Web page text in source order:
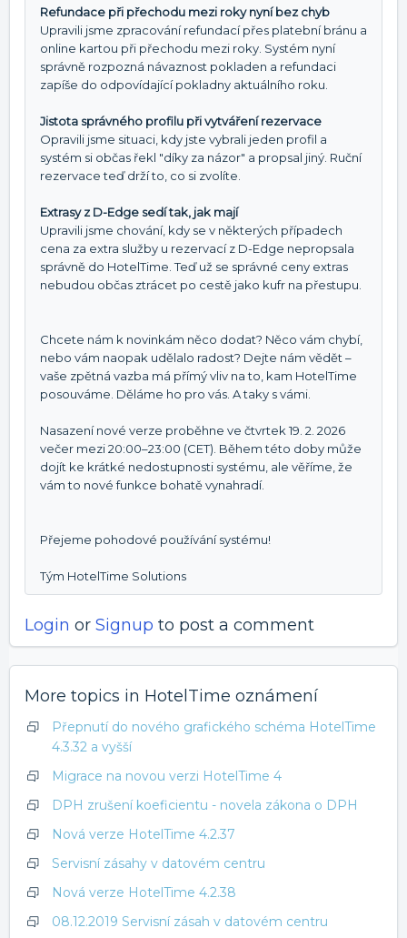
Refundace při přechodu mezi roky nyní bez chyb
Upravili jsme zpracování refundací přes platební bránu a
online kartou při přechodu mezi roky. Systém nyní
správně rozpozná návaznost pokladen a refundaci
zapíše do odpovídající pokladny aktuálního roku.
Jistota správného profilu při vytváření rezervace
Opravili jsme situaci, kdy jste vybrali jeden profil a
systém si občas řekl "díky za názor" a propsal jiný. Ruční
rezervace teď drží to, co si zvolíte.
Extrasy z D-Edge sedí tak, jak mají
Upravili jsme chování, kdy se v některých případech
cena za extra služby u rezervací z D-Edge nepropsala
správně do HotelTime. Teď už se správné ceny extras
nebudou občas ztrácet po cestě jako kufr na přestupu.
Chcete nám k novinkám něco dodat? Něco vám chybí,
nebo vám naopak udělalo radost? Dejte nám vědět –
vaše zpětná vazba má přímý vliv na to, kam HotelTime
posouváme. Děláme ho pro vás. A taky s vámi.
Nasazení nové verze proběhne ve čtvrtek 19. 2. 2026
večer mezi 20:00–23:00 (CET). Během této doby může
dojít ke krátké nedostupnosti systému, ale věříme, že
vám to nové funkce bohatě vynahradí.
Přejeme pohodové používání systému!
Tým HotelTime Solutions
Login or Signup to post a comment
More topics in HotelTime oznámení
Přepnutí do nového grafického schéma HotelTime
4.3.32 a vyšší
Migrace na novou verzi HotelTime 4
DPH zrušení koeficientu - novela zákona o DPH
Nová verze HotelTime 4.2.37
Servisní zásahy v datovém centru
Nová verze HotelTime 4.2.38
08.12.2019 Servisní zásah v datovém centru